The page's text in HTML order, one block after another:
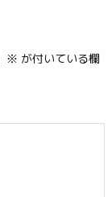
※ が付いている欄